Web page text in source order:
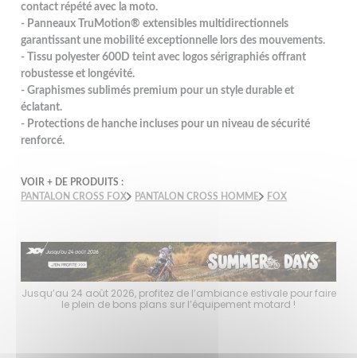
contact répété avec la moto.
- Panneaux TruMotion® extensibles multidirectionnels
garantissant une mobilité exceptionnelle lors des mouvements.
- Tissu polyester 600D teint avec logos sérigraphiés offrant
robustesse et longévité.
- Graphismes sublimés premium pour un style durable et
éclatant.
- Protections de hanche incluses pour un niveau de sécurité
renforcé.
VOIR + DE PRODUITS :
PANTALON CROSS FOX
PANTALON CROSS HOMME FOX
Jusqu’au 24 août 2026, profitez de l’ambiance estivale pour faire
le plein de bons plans sur l’équipement motard !